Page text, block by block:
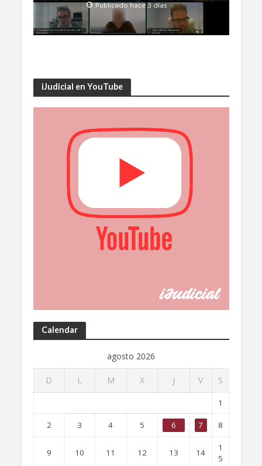
Publicado hace 3 días
iJudicial en YouTube
Calendar
agosto 2026
D L M X J V S
1
2 3 4 5 6 7 8
9 10 11 12 13 14
1
5